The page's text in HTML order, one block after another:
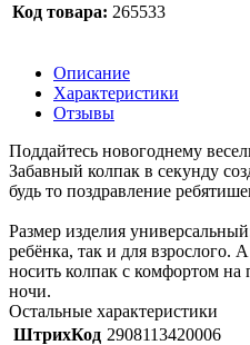
Код товара: 265533
Описание
Характеристики
Отзывы
Поддайтесь новогоднему
Забавный колпак в секунду
будь то поздравление
Размер изделия
ребёнка, так и для взрослого.
носить колпак с комфортом
ночи.
Остальные характеристики
ШтрихКод 2908113420006